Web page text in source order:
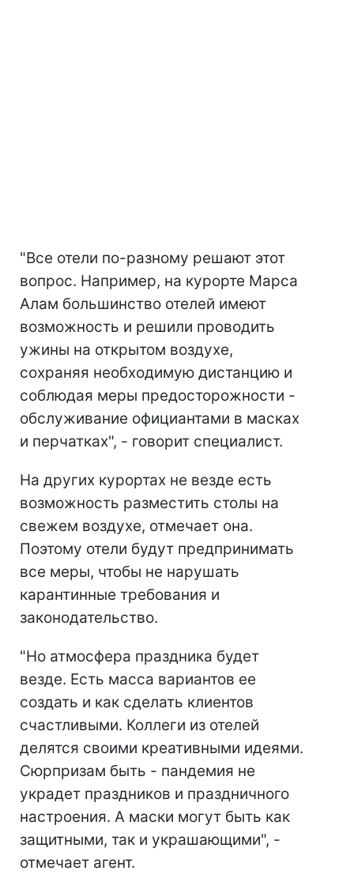
"Все отели по-разному решают этот
вопрос. Например, на курорте Марса
Алам большинство отелей имеют
возможность и решили проводить
ужины на открытом воздухе,
сохраняя необходимую дистанцию и
соблюдая меры предосторожности -
обслуживание официантами в масках
и перчатках", - говорит специалист.
На других курортах не везде есть
возможность разместить столы на
свежем воздухе, отмечает она.
Поэтому отели будут предпринимать
все меры, чтобы не нарушать
карантинные требования и
законодательство.
"Но атмосфера праздника будет
везде. Есть масса вариантов ее
создать и как сделать клиентов
счастливыми. Коллеги из отелей
делятся своими креативными идеями.
Сюрпризам быть - пандемия не
украдет праздников и праздничного
настроения. А маски могут быть как
защитными, так и украшающими", -
отмечает агент.